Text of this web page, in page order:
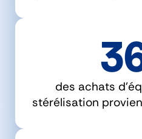
des achats
stérélisation